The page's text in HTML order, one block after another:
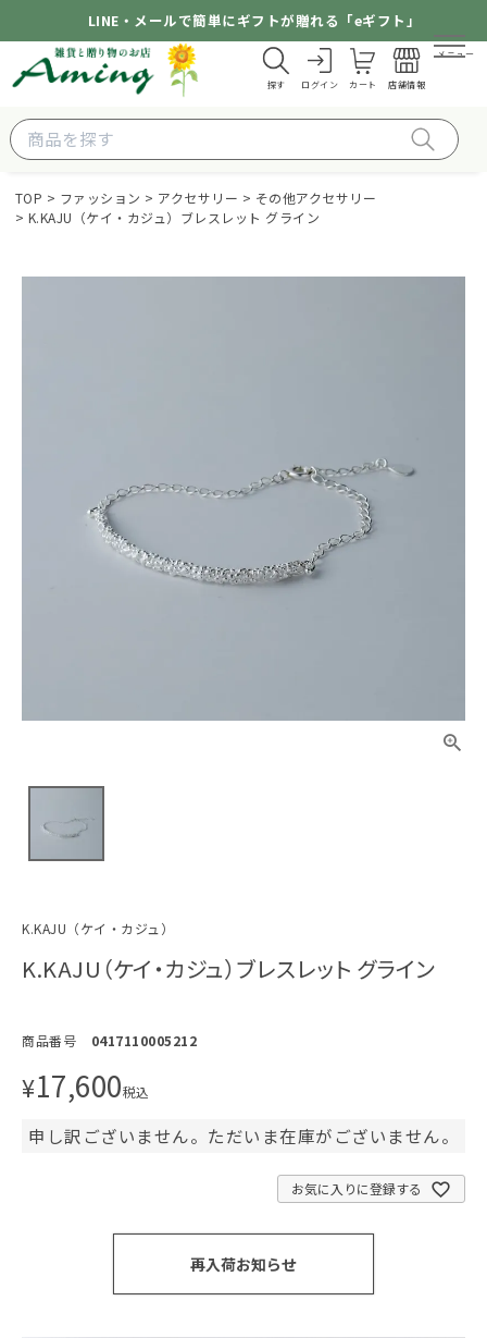
LINE・メールで簡単にギフトが贈れる「eギフト」
探す ログイン カート 店舗情報
メニュー
TOP ファッション アクセサリー
その他アクセサリー
K.KAJU（ケイ・カジュ）ブレスレット グライン
K.KAJU（ケイ・カジュ）
K.KAJU（ケイ・カジュ）ブレスレット グライン
商品番号 0417110005212
¥17,600税込
申し訳ございません。ただいま在庫がございません。
お気に入りに登録する
再入荷お知らせ